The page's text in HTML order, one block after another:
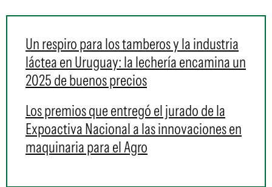
Un respiro para los tamberos y la industria
láctea en Uruguay: la lechería encamina un
2025 de buenos precios
Los premios que entregó el jurado de la
Expoactiva Nacional a las innovaciones en
maquinaria para el Agro